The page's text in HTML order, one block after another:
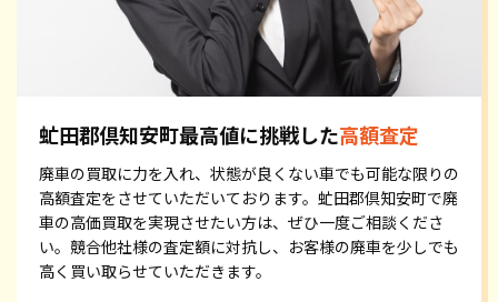
虻田郡倶知安町最高値に挑戦した高額査定
廃車の買取に力を入れ、状態が良くない車でも可能な限りの
高額査定をさせていただいております。虻田郡倶知安町で廃
車の高価買取を実現させたい方は、ぜひ一度ご相談くださ
い。競合他社様の査定額に対抗し、お客様の廃車を少しでも
高く買い取らせていただきます。